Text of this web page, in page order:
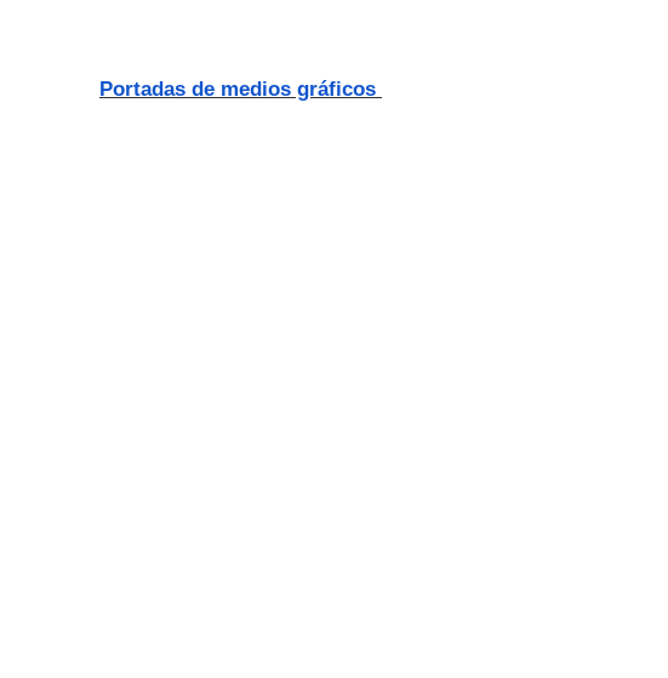
Portadas de medios gráficos